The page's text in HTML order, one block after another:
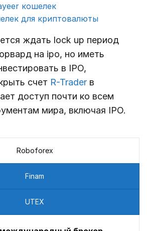
кошелек
для криптовалюты
ждать lock up период
на ipo, но иметь
в IPO,
счет R-Trader в
доступ почти ко всем
мира, включая IPO.
Roboforex
Finam
UTEX